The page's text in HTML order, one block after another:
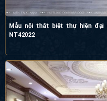
Mẫu nội thất biệt thự hiện đại
NT42022